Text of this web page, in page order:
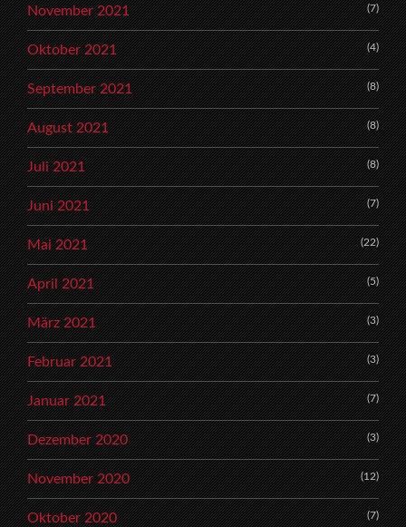
November 2021 (7)
Oktober 2021 (4)
September 2021 (8)
August 2021 (8)
Juli 2021 (8)
Juni 2021 (7)
Mai 2021 (22)
April 2021 (5)
März 2021 (3)
Februar 2021 (3)
Januar 2021 (7)
Dezember 2020 (3)
November 2020 (12)
Oktober 2020 (7)